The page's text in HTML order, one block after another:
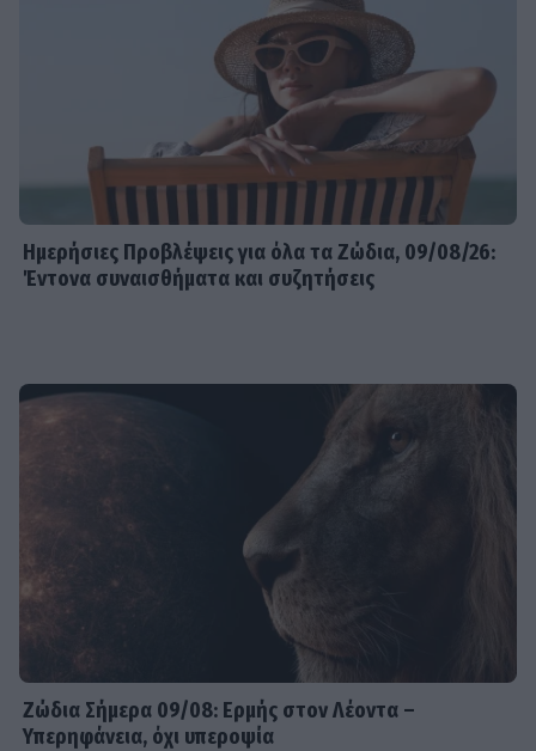
Ημερήσιες Προβλέψεις για όλα τα Ζώδια, 09/08/26:
Έντονα συναισθήματα και συζητήσεις
Ζώδια Σήμερα 09/08: Ερμής στον Λέοντα –
Υπερηφάνεια, όχι υπεροψία